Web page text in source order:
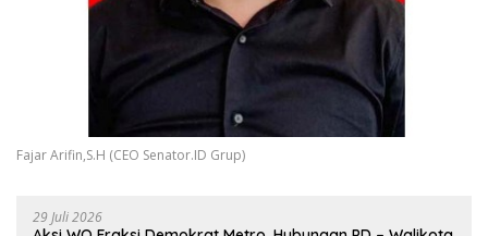
Fajar Arifin,S.H (CEO Senator.ID Grup)
29 Juli 2026